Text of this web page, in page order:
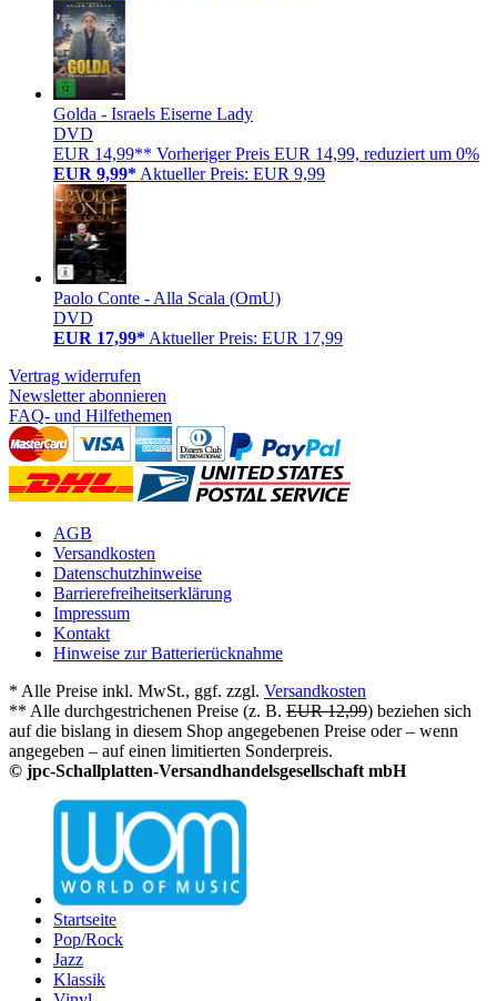
Golda - Israels Eiserne Lady
DVD
EUR 14,99** Vorheriger Preis EUR 14,99, reduziert um 0%
EUR 9,99* Aktueller Preis: EUR 9,99
Paolo Conte - Alla Scala (OmU)
DVD
EUR 17,99* Aktueller Preis: EUR 17,99
Vertrag widerrufen
Newsletter abonnieren
FAQ- und Hilfethemen
AGB
Versandkosten
Datenschutzhinweise
Barrierefreiheitserklärung
Impressum
Kontakt
Hinweise zur Batterierücknahme
* Alle Preise inkl. MwSt., ggf. zzgl. Versandkosten
** Alle durchgestrichenen Preise (z. B. EUR 12,99) beziehen sich
auf die bislang in diesem Shop angegebenen Preise oder – wenn
angegeben – auf einen limitierten Sonderpreis.
© jpc-Schallplatten-Versandhandelsgesellschaft mbH
Startseite
Pop/Rock
Jazz
Klassik